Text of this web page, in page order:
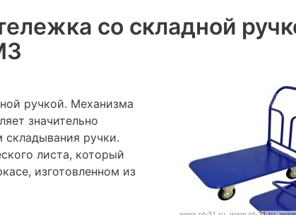
со складной
ручкой. Механизма
значительно
ручки.
листа, который
изготовленном из